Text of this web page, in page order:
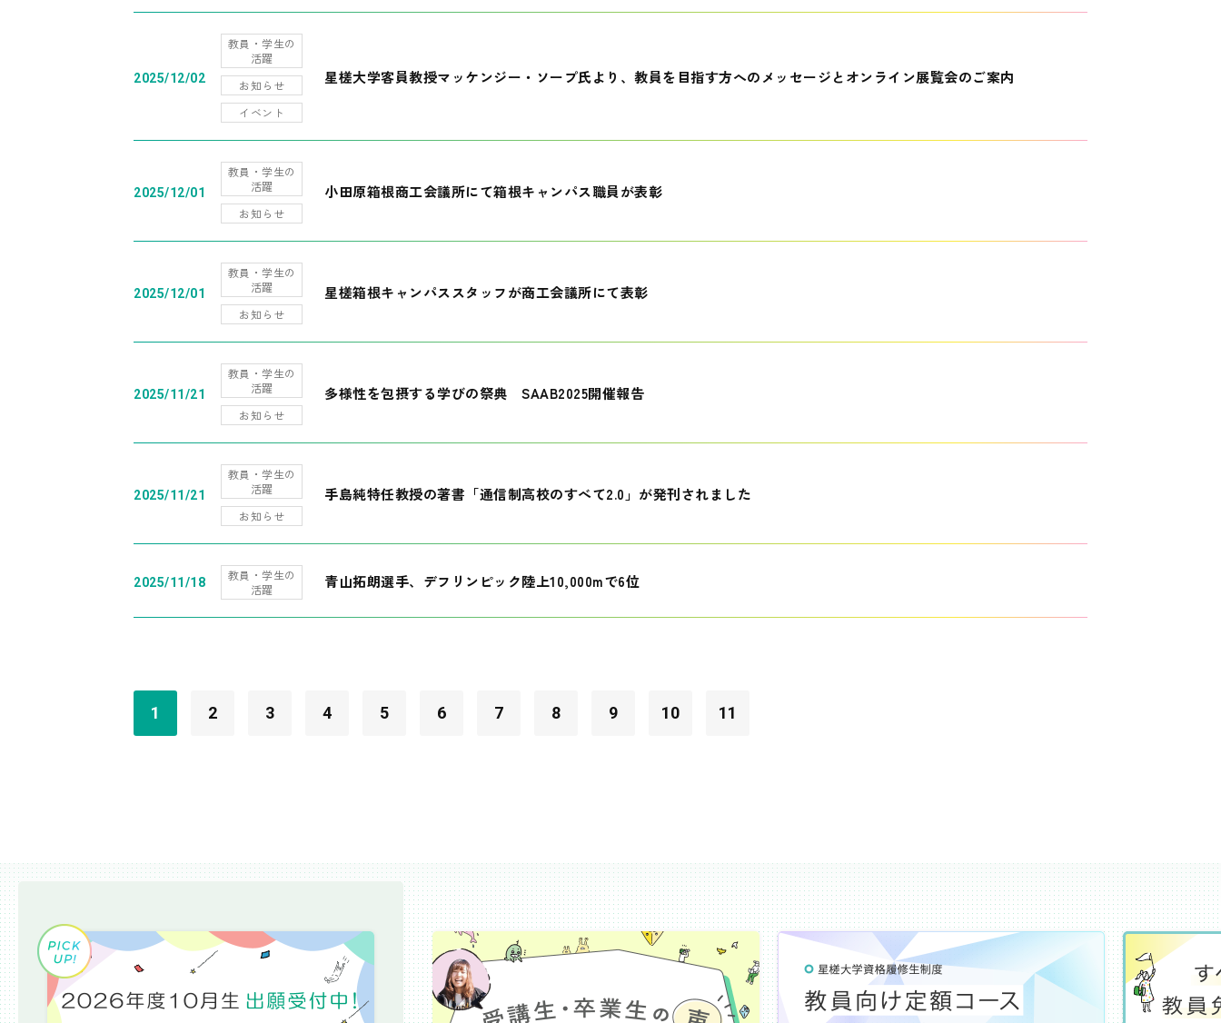
2025/12/02
教員・学生の
活躍
お知らせ
イベント
星槎大学客員教授マッケンジー・ソープ氏より、教員を目指す方へのメッセージとオンライン展覧会のご案内
2025/12/01
教員・学生の
活躍
お知らせ
小田原箱根商工会議所にて箱根キャンパス職員が表彰
2025/12/01
教員・学生の
活躍
お知らせ
星槎箱根キャンパススタッフが商工会議所にて表彰
2025/11/21
教員・学生の
活躍
お知らせ
多様性を包摂する学びの祭典 SAAB2025開催報告
2025/11/21
教員・学生の
活躍
お知らせ
手島純特任教授の著書「通信制高校のすべて2.0」が発刊されました
2025/11/18
教員・学生の
活躍
青山拓朗選手、デフリンピック陸上10,000mで6位
1 2 3 4 5 6 7 8 9 10 11